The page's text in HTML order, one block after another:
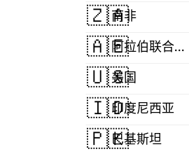
🇿🇦
南非
🇦🇪 阿拉伯联合酋长国
🇺🇸
美国
🇮🇩印度尼西亚
🇵🇰巴基斯坦